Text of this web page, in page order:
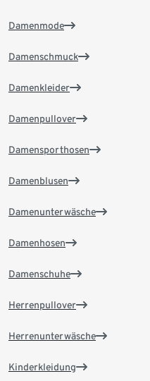
Damenmode
Damenschmuck
Damenkleider
Damenpullover
Damensporthosen
Damenblusen
Damenunterwäsche
Damenhosen
Damenschuhe
Herrenpullover
Herrenunterwäsche
Kinderkleidung